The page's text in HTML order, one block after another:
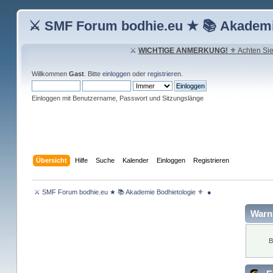
⚔ SMF Forum bodhie.eu ★ 📚
⚔WICHTIGE ANMERKUNG! ⚜ Achten
Willkommen Gast. Bitte einloggenoder registrieren.
Einloggen mit Benutzername, Passwort und Sitzungslänge
Übersicht Hilfe Suche Kalender Einloggen Registrieren
⚔ SMF Forum bodhie.eu ★ 📚 Akademie Bodhietologie ⚜  ●